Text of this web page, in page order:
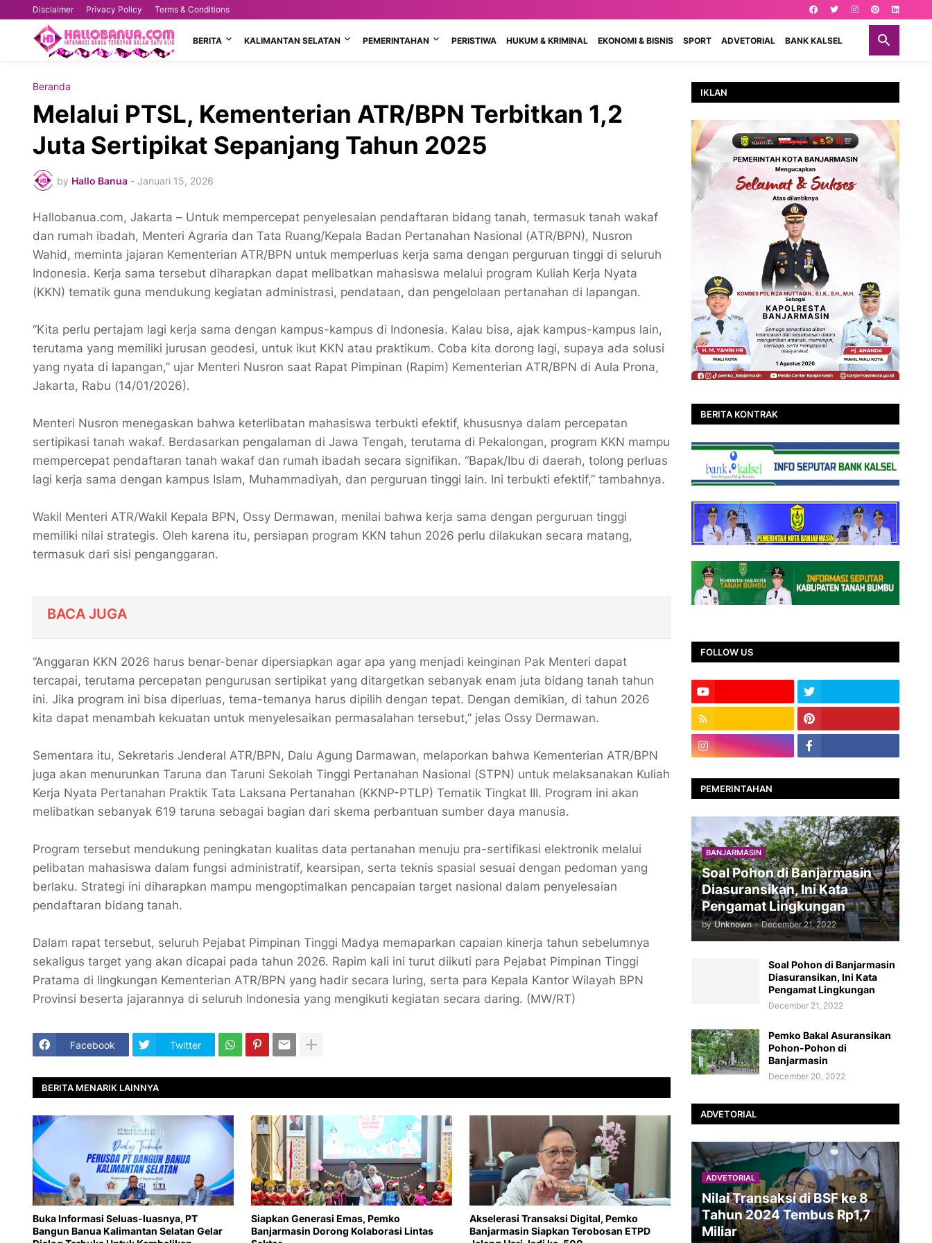
Disclaimer Privacy Policy Terms & Conditions
BERITA KALIMANTAN SELATAN PEMERINTAHAN PERISTIWA HUKUM & KRIMINAL EKONOMI & BISNIS SPORT ADVETORIAL BANK KALSEL
Beranda
Melalui PTSL, Kementerian ATR/BPN Terbitkan 1,2
Juta Sertipikat Sepanjang Tahun 2025
by Hallo Banua - Januari 15, 2026
Hallobanua.com, Jakarta – Untuk mempercepat penyelesaian pendaftaran bidang tanah, termasuk tanah wakaf
dan rumah ibadah, Menteri Agraria dan Tata Ruang/Kepala Badan Pertanahan Nasional (ATR/BPN), Nusron
Wahid, meminta jajaran Kementerian ATR/BPN untuk memperluas kerja sama dengan perguruan tinggi di seluruh
Indonesia. Kerja sama tersebut diharapkan dapat melibatkan mahasiswa melalui program Kuliah Kerja Nyata
(KKN) tematik guna mendukung kegiatan administrasi, pendataan, dan pengelolaan pertanahan di lapangan.
“Kita perlu pertajam lagi kerja sama dengan kampus-kampus di Indonesia. Kalau bisa, ajak kampus-kampus lain,
terutama yang memiliki jurusan geodesi, untuk ikut KKN atau praktikum. Coba kita dorong lagi, supaya ada solusi
yang nyata di lapangan,” ujar Menteri Nusron saat Rapat Pimpinan (Rapim) Kementerian ATR/BPN di Aula Prona,
Jakarta, Rabu (14/01/2026).
Menteri Nusron menegaskan bahwa keterlibatan mahasiswa terbukti efektif, khususnya dalam percepatan
sertipikasi tanah wakaf. Berdasarkan pengalaman di Jawa Tengah, terutama di Pekalongan, program KKN mampu
mempercepat pendaftaran tanah wakaf dan rumah ibadah secara signifikan. “Bapak/Ibu di daerah, tolong perluas
lagi kerja sama dengan kampus Islam, Muhammadiyah, dan perguruan tinggi lain. Ini terbukti efektif,” tambahnya.
Wakil Menteri ATR/Wakil Kepala BPN, Ossy Dermawan, menilai bahwa kerja sama dengan perguruan tinggi
memiliki nilai strategis. Oleh karena itu, persiapan program KKN tahun 2026 perlu dilakukan secara matang,
termasuk dari sisi penganggaran.
BACA JUGA
“Anggaran KKN 2026 harus benar-benar dipersiapkan agar apa yang menjadi keinginan Pak Menteri dapat
tercapai, terutama percepatan pengurusan sertipikat yang ditargetkan sebanyak enam juta bidang tanah tahun
ini. Jika program ini bisa diperluas, tema-temanya harus dipilih dengan tepat. Dengan demikian, di tahun 2026
kita dapat menambah kekuatan untuk menyelesaikan permasalahan tersebut,” jelas Ossy Dermawan.
Sementara itu, Sekretaris Jenderal ATR/BPN, Dalu Agung Darmawan, melaporkan bahwa Kementerian ATR/BPN
juga akan menurunkan Taruna dan Taruni Sekolah Tinggi Pertanahan Nasional (STPN) untuk melaksanakan Kuliah
Kerja Nyata Pertanahan Praktik Tata Laksana Pertanahan (KKNP-PTLP) Tematik Tingkat III. Program ini akan
melibatkan sebanyak 619 taruna sebagai bagian dari skema perbantuan sumber daya manusia.
Program tersebut mendukung peningkatan kualitas data pertanahan menuju pra-sertifikasi elektronik melalui
pelibatan mahasiswa dalam fungsi administratif, kearsipan, serta teknis spasial sesuai dengan pedoman yang
berlaku. Strategi ini diharapkan mampu mengoptimalkan pencapaian target nasional dalam penyelesaian
pendaftaran bidang tanah.
Dalam rapat tersebut, seluruh Pejabat Pimpinan Tinggi Madya memaparkan capaian kinerja tahun sebelumnya
sekaligus target yang akan dicapai pada tahun 2026. Rapim kali ini turut diikuti para Pejabat Pimpinan Tinggi
Pratama di lingkungan Kementerian ATR/BPN yang hadir secara luring, serta para Kepala Kantor Wilayah BPN
Provinsi beserta jajarannya di seluruh Indonesia yang mengikuti kegiatan secara daring. (MW/RT)
Facebook Twitter
BERITA MENARIK LAINNYA
Buka Informasi Seluas-luasnya, PT
Bangun Banua Kalimantan Selatan Gelar
Siapkan Generasi Emas, Pemko
Banjarmasin Dorong Kolaborasi Lintas
Akselerasi Transaksi Digital, Pemko
Banjarmasin Siapkan Terobosan ETPD
IKLAN
BERITA KONTRAK
FOLLOW US
PEMERINTAHAN
BANJARMASIN
Soal Pohon di Banjarmasin
Diasuransikan, Ini Kata
Pengamat Lingkungan
by Unknown - December 21, 2022
Soal Pohon di Banjarmasin
Diasuransikan, Ini Kata
Pengamat Lingkungan
December 21, 2022
Pemko Bakal Asuransikan
Pohon-Pohon di
Banjarmasin
December 20, 2022
ADVETORIAL
ADVETORIAL
Nilai Transaksi di BSF ke 8
Tahun 2024 Tembus Rp1,7
Miliar